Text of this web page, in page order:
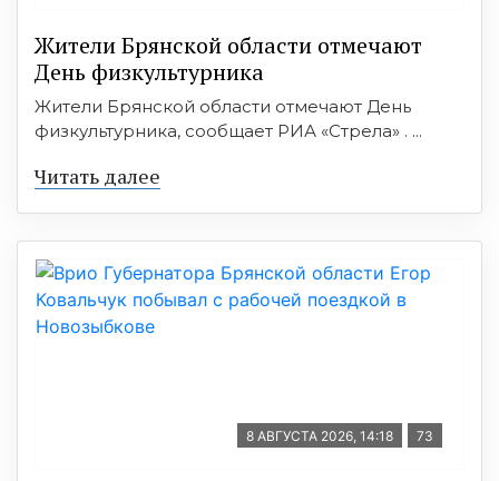
Жители Брянской области отмечают
День физкультурника
Жители Брянской области отмечают День
физкультурника, сообщает РИА «Стрела» . ...
Читать далее
8 АВГУСТА 2026, 14:18 73